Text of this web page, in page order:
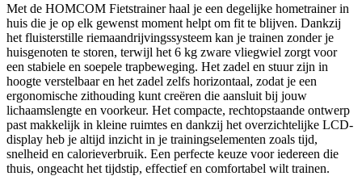
Met de HOMCOM Fietstrainer haal je een degelijke hometrainer in
huis die je op elk gewenst moment helpt om fit te blijven. Dankzij
het fluisterstille riemaandrijvingssysteem kan je trainen zonder je
huisgenoten te storen, terwijl het 6 kg zware vliegwiel zorgt voor
een stabiele en soepele trapbeweging. Het zadel en stuur zijn in
hoogte verstelbaar en het zadel zelfs horizontaal, zodat je een
ergonomische zithouding kunt creëren die aansluit bij jouw
lichaamslengte en voorkeur. Het compacte, rechtopstaande ontwerp
past makkelijk in kleine ruimtes en dankzij het overzichtelijke LCD-
display heb je altijd inzicht in je trainingselementen zoals tijd,
snelheid en calorieverbruik. Een perfecte keuze voor iedereen die
thuis, ongeacht het tijdstip, effectief en comfortabel wilt trainen.